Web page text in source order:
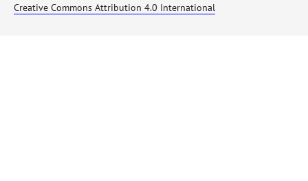
Creative Commons Attribution 4.0 International